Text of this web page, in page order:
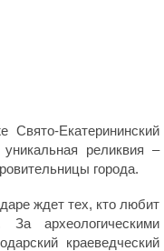
Свято-Екатерининский
реликвия –
города.
ждет тех, кто любит
археологическими
краеведческий